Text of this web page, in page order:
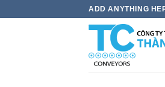
ADD ANYTHING